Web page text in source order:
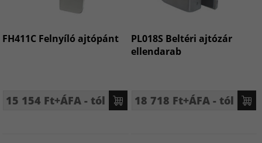
FH411C Felnyíló ajtópánt
15 154 Ft+ÁFA - tól
PL018S Beltéri ajtózár
ellendarab
18 718 Ft+ÁFA - tól